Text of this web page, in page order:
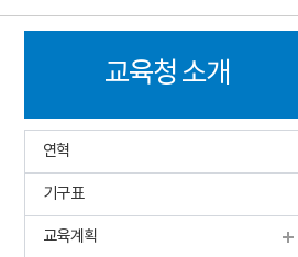
교육청 소개
연혁
기구표
교육계획